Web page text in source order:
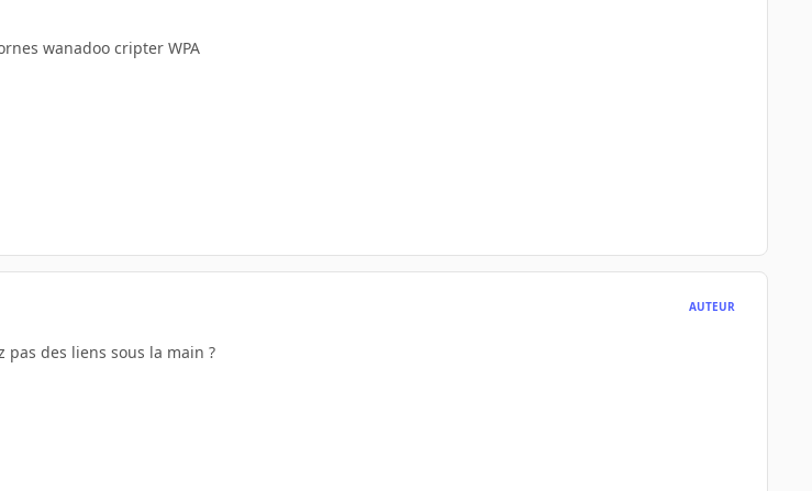
wanadoo cripter WPA
AUTEUR
des liens sous la main ?